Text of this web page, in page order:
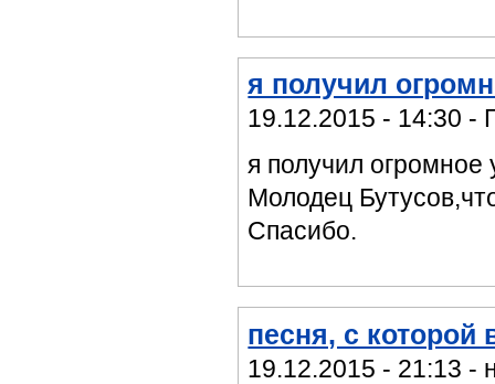
я получил
19.12.2015 - 14:30 -
я получил
Молодец
Спасибо.
песня, с
19.12.2015 - 21:13 -